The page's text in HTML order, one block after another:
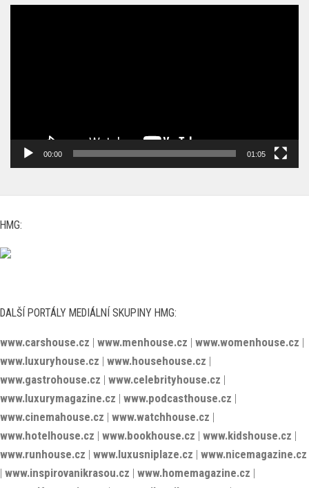
00:00 01:05
HMG:
DALŠÍ PORTÁLY MEDIÁLNÍ SKUPINY HMG:
www.carshouse.cz | www.menhouse.cz | www.womenhouse.cz |
www.luxuryhouse.cz | www.househouse.cz |
www.gastrohouse.cz | www.celebrityhouse.cz |
www.luxurymagazine.cz | www.podcasthouse.cz |
www.cinemahouse.cz | www.watchhouse.cz |
www.hotelhouse.cz | www.bookhouse.cz | www.kidshouse.cz |
www.runhouse.cz | www.luxusniplaze.cz | www.nicemagazine.cz
| www.inspirovanikrasou.cz | www.homemagazine.cz |